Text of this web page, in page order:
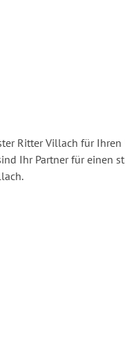
Ritter Villach für
Ihr Partner für einen